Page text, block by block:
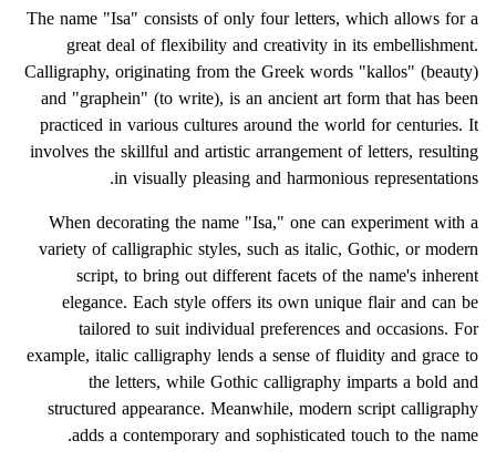
The name "Isa" consists of only four letters, which allows for a
great deal of flexibility and creativity in its embellishment.
Calligraphy, originating from the Greek words "kallos" (beauty)
and "graphein" (to write), is an ancient art form that has been
practiced in various cultures around the world for centuries. It
involves the skillful and artistic arrangement of letters, resulting
in visually pleasing and harmonious representations.
When decorating the name "Isa," one can experiment with a
variety of calligraphic styles, such as italic, Gothic, or modern
script, to bring out different facets of the name's inherent
elegance. Each style offers its own unique flair and can be
tailored to suit individual preferences and occasions. For
example, italic calligraphy lends a sense of fluidity and grace to
the letters, while Gothic calligraphy imparts a bold and
structured appearance. Meanwhile, modern script calligraphy
adds a contemporary and sophisticated touch to the name.